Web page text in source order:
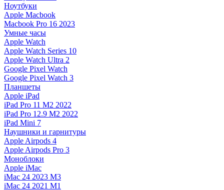
Ноутбуки
Apple Macbook
Macbook Pro 16 2023
Умные часы
Apple Watch
Apple Watch Series 10
Apple Watch Ultra 2
Google Pixel Watch
Google Pixel Watch 3
Планшеты
Apple iPad
iPad Pro 11 M2 2022
iPad Pro 12.9 M2 2022
iPad Mini 7
Наушники и гарнитуры
Apple Airpods 4
Apple Airpods Pro 3
Моноблоки
Apple iMac
iMac 24 2023 M3
iMac 24 2021 M1